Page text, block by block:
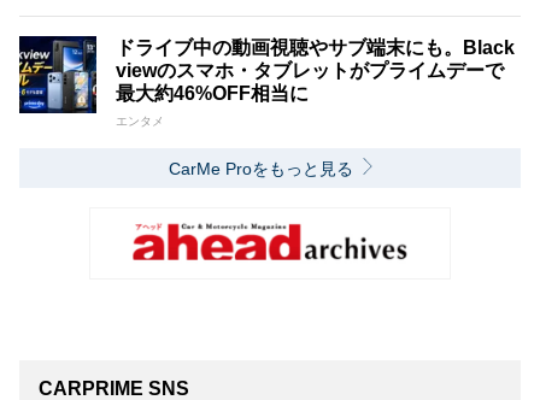
ドライブ中の動画視聴やサブ端末にも。Black
viewのスマホ・タブレットがプライムデーで
最大約46%OFF相当に
エンタメ
CarMe Proをもっと見る
CARPRIME SNS